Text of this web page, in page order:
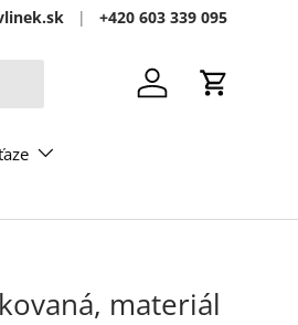
+420 603 339 095
Prihlásiť saKošík
materiál